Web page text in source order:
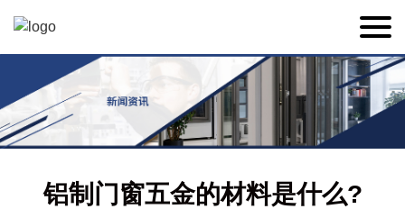
铝制门窗五金的材料是什么?